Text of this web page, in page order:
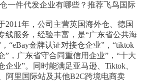
一件代发企业有哪些？推荐飞鸟国际
2011年，公司主营英国海外仓、德国
线服务，经验丰富，是“广东省公共海
“eBay金牌认证对接仓企业”，“tiktok
”，广东省守合同重信用企业”，“十大
企业”。同时能满足亚马逊、Tiktok、
阿里国际站及其他B2C跨境电商卖